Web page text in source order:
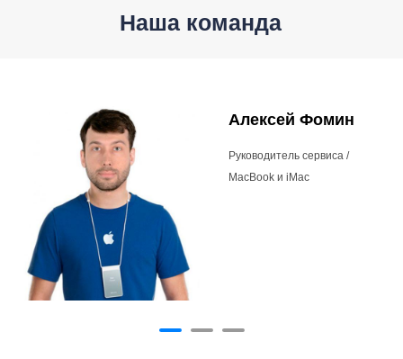
Наша команда
Алексей Фомин
Руководитель сервиса /
MacBook и iMac